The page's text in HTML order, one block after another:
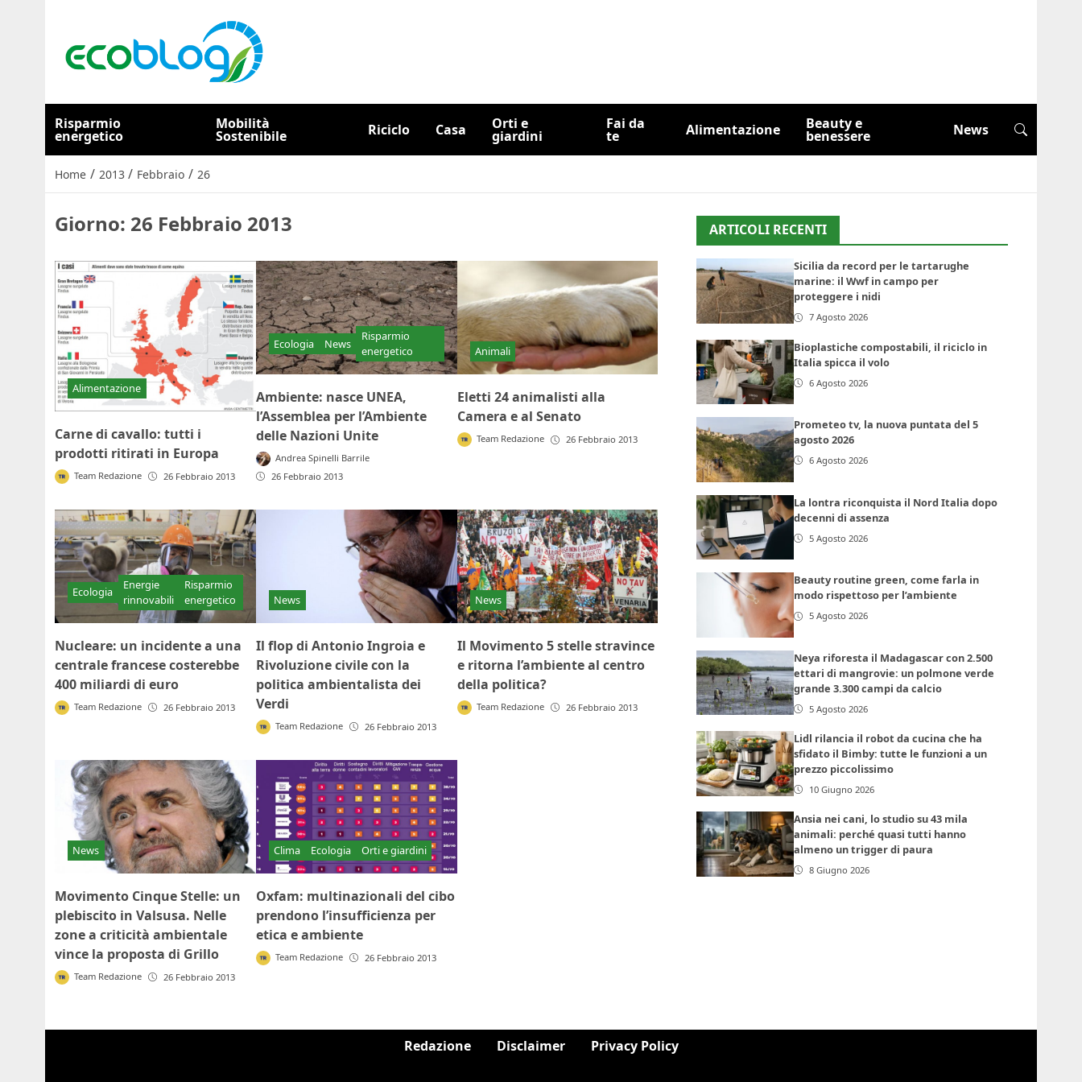
Risparmio
energetico
Mobilità
Sostenibile Riciclo Casa Orti e
giardini
Fai da
te Alimentazione Beauty e
benessere News
Home / 2013 / Febbraio / 26
Giorno: 26 Febbraio 2013
Alimentazione
Carne di cavallo: tutti i
prodotti ritirati in Europa
Team Redazione 26 Febbraio 2013
Ecologia News
Risparmio
energetico
Ambiente: nasce UNEA,
l’Assemblea per l’Ambiente
delle Nazioni Unite
Andrea Spinelli Barrile
26 Febbraio 2013
Animali
Eletti 24 animalisti alla
Camera e al Senato
Team Redazione 26 Febbraio 2013
Ecologia
Energie
rinnovabili
Risparmio
energetico
Nucleare: un incidente a una
centrale francese costerebbe
400 miliardi di euro
Team Redazione 26 Febbraio 2013
News
Il flop di Antonio Ingroia e
Rivoluzione civile con la
politica ambientalista dei
Verdi
Team Redazione 26 Febbraio 2013
News
Il Movimento 5 stelle stravince
e ritorna l’ambiente al centro
della politica?
Team Redazione 26 Febbraio 2013
News
Movimento Cinque Stelle: un
plebiscito in Valsusa. Nelle
zone a criticità ambientale
vince la proposta di Grillo
Team Redazione 26 Febbraio 2013
Clima Ecologia Orti e giardini
Oxfam: multinazionali del cibo
prendono l’insufficienza per
etica e ambiente
Team Redazione 26 Febbraio 2013
ARTICOLI RECENTI
Sicilia da record per le tartarughe
marine: il Wwf in campo per
proteggere i nidi
7 Agosto 2026
Bioplastiche compostabili, il riciclo in
Italia spicca il volo
6 Agosto 2026
Prometeo tv, la nuova puntata del 5
agosto 2026
6 Agosto 2026
La lontra riconquista il Nord Italia dopo
decenni di assenza
5 Agosto 2026
Beauty routine green, come farla in
modo rispettoso per l’ambiente
5 Agosto 2026
Neya riforesta il Madagascar con 2.500
ettari di mangrovie: un polmone verde
grande 3.300 campi da calcio
5 Agosto 2026
Lidl rilancia il robot da cucina che ha
sfidato il Bimby: tutte le funzioni a un
prezzo piccolissimo
10 Giugno 2026
Ansia nei cani, lo studio su 43 mila
animali: perché quasi tutti hanno
almeno un trigger di paura
8 Giugno 2026
Redazione Disclaimer Privacy Policy